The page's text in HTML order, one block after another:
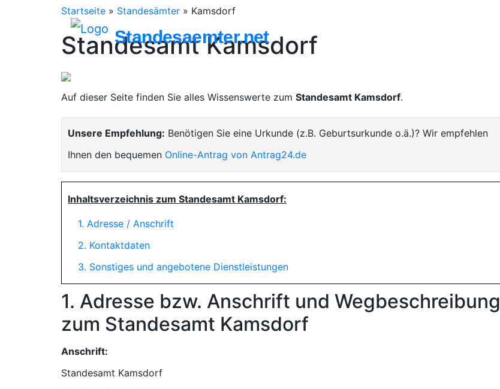
Standesaemter.net
Startseite » Standesämter » Kamsdorf
Standesamt Kamsdorf
Auf dieser Seite finden Sie alles Wissenswerte zum Standesamt Kamsdorf.
Unsere Empfehlung: Benötigen Sie eine Urkunde (z.B. Geburtsurkunde o.ä.)? Wir empfehlen
Ihnen den bequemen Online-Antrag von Antrag24.de
Inhaltsverzeichnis zum Standesamt Kamsdorf:
1. Adresse / Anschrift
2. Kontaktdaten
3. Sonstiges und angebotene Dienstleistungen
1. Adresse bzw. Anschrift und Wegbeschreibung
zum Standesamt Kamsdorf
Anschrift:
Standesamt Kamsdorf